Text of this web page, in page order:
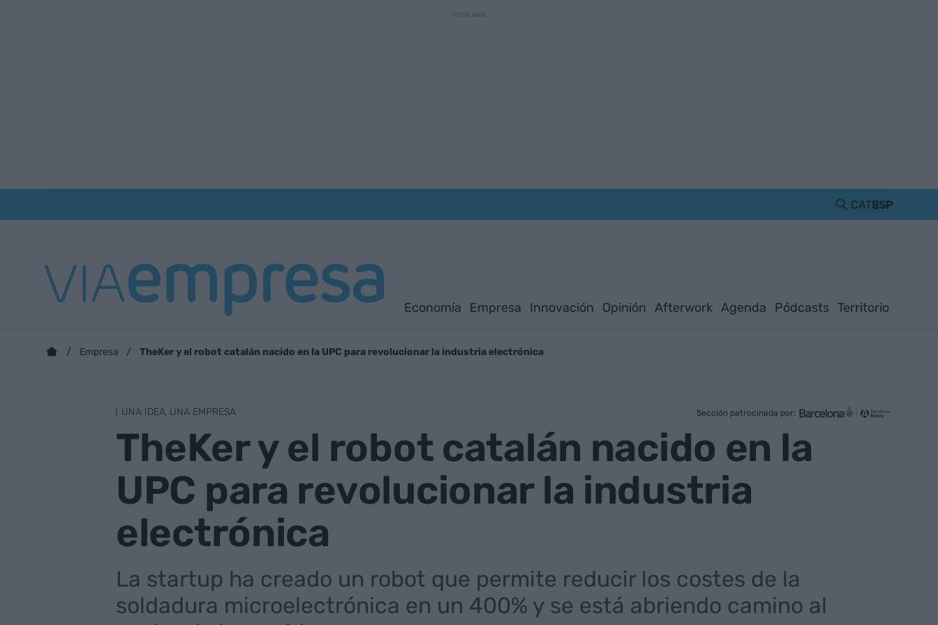
CATESP
Economía Empresa Innovación Opinión Afterwork Agenda Pódcasts Territorio
Empresa TheKer y el robot catalán nacido en la UPC para revolucionar la industria electrónica
Sección patrocinada por:
UNA IDEA, UNA EMPRESA
TheKer y el robot catalán nacido en la
UPC para revolucionar la industria
electrónica
La startup ha creado un robot que permite reducir los costes de la
soldadura microelectrónica en un 400% y se está abriendo camino al